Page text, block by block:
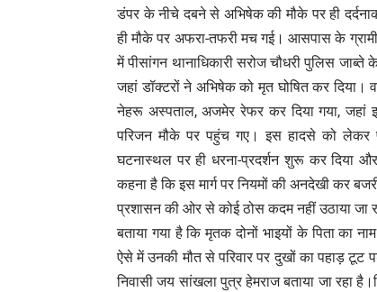
डंपर के नीचे दबने से अभिषेक की मौके पर ही
ही मौके पर अफरा-तफरी मच गई। आसपास के
में पीसांगन थानाधिकारी सरोज चौधरी पुलिस
जहां डॉक्टरों ने अभिषेक को मृत घोषित कर
नेहरू अस्पताल, अजमेर रेफर कर दिया गया, जहां
परिजन मौके पर पहुंच गए। इस हादसे को लेकर
घटनास्थल पर ही धरना-प्रदर्शन शुरू कर दिया
कहना है कि इस मार्ग पर नियमों की अनदेखी कर
प्रशासन की ओर से कोई ठोस कदम नहीं उठाया जा
बताया गया है कि मृतक दोनों भाइयों के पिता
ऐसे में उनकी मौत से परिवार पर दुखों का पहाड़ टूट
निवासी जय सांखला पुत्र हेमराज बताया जा रहा